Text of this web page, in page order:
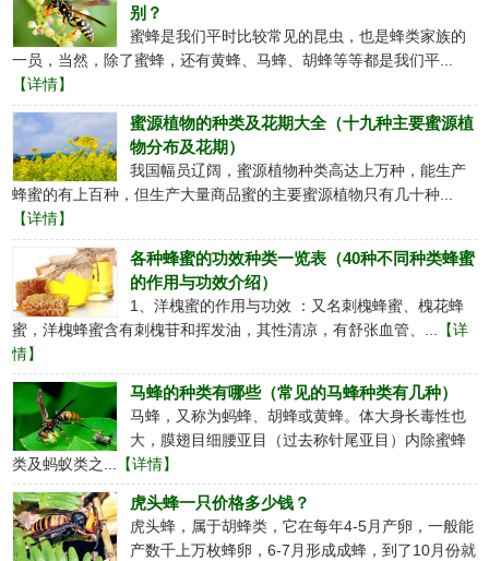
别？
蜜蜂是我们平时比较常见的昆虫，也是蜂类家族的
一员，当然，除了蜜蜂，还有黄蜂、马蜂、胡蜂等等都是我们平...
【详情】
蜜源植物的种类及花期大全（十九种主要蜜源植
物分布及花期）
我国幅员辽阔，蜜源植物种类高达上万种，能生产
蜂蜜的有上百种，但生产大量商品蜜的主要蜜源植物只有几十种...
【详情】
各种蜂蜜的功效种类一览表（40种不同种类蜂蜜
的作用与功效介绍）
1、洋槐蜜的作用与功效 ：又名刺槐蜂蜜、槐花蜂
蜜，洋槐蜂蜜含有刺槐苷和挥发油，其性清凉，有舒张血管、...
【详
情】
马蜂的种类有哪些（常见的马蜂种类有几种）
马蜂，又称为蚂蜂、胡蜂或黄蜂。体大身长毒性也
大，膜翅目细腰亚目（过去称针尾亚目）内除蜜蜂
类及蚂蚁类之...
【详情】
虎头蜂一只价格多少钱？
虎头蜂，属于胡蜂类，它在每年4-5月产卵，一般能
产数千上万枚蜂卵，6-7月形成成蜂，到了10月份就